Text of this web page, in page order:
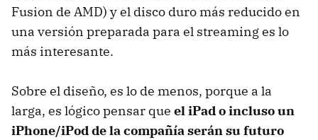
Fusion de AMD) y el disco duro más reducido en
una versión preparada para el streaming es lo
más interesante.
Sobre el diseño, es lo de menos, porque a la
larga, es lógico pensar que el iPad o incluso un
iPhone/iPod de la compañía serán su futuro